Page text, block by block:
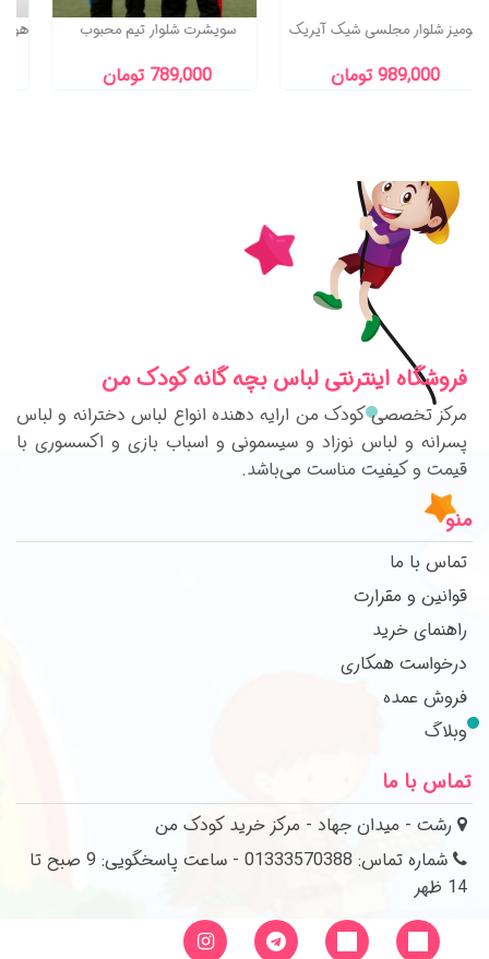
سویشرت شلوار تیم محبوب
789,000 تومان
شومیز شلوار مجلسی شیک آیریک
989,000 تومان
فروشگاه اینترنتی لباس بچه گانه کودک من
مرکز تخصصی کودک من ارایه دهنده انواع لباس دخترانه و لباس
پسرانه و لباس نوزاد و سیسمونی و اسباب بازی و اکسسوری با
قیمت و کیفیت مناست می‌باشد.
منو
تماس با ما
قوانین و مقرارت
راهنمای خرید
درخواست همکاری
فروش عمده
وبلاگ
تماس با ما
رشت - میدان جهاد - مرکز خرید کودک من
شماره تماس: 01333570388 - ساعت پاسخگویی: 9 صبح تا
14 ظهر